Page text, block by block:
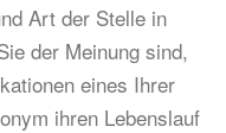
Art der Stelle in
der Meinung sind,
eines Ihrer
ihren Lebenslauf